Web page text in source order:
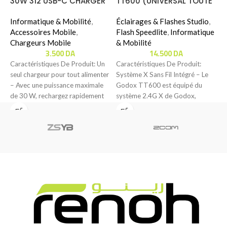
Informatique & Mobilité,
Accessoires Mobile,
Chargeurs Mobile
3.500DA
Caractéristiques De Produit: Un
seul chargeur pour tout alimenter
– Avec une puissance maximale
de 30 W, rechargez rapidement
tous
Éclairages & Flashes Studio,
Flash Speedlite, Informatique
& Mobilité
14.500DA
Caractéristiques De Produit:
Système X Sans Fil Intégré – Le
Godox TT600 est équipé du
système 2.4G X de Godox,